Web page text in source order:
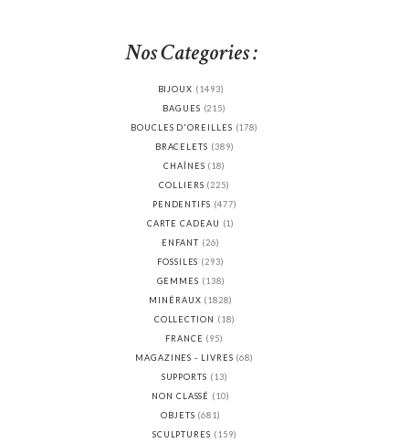
Nos Categories :
BIJOUX (1493)
BAGUES (215)
BOUCLES D'OREILLES (178)
BRACELETS (389)
CHAÎNES (18)
COLLIERS (225)
PENDENTIFS (477)
CARTE CADEAU (1)
ENFANT (26)
FOSSILES (293)
GEMMES (138)
MINÉRAUX (1828)
COLLECTION (18)
FRANCE (95)
MAGAZINES - LIVRES (68)
SUPPORTS (13)
NON CLASSÉ (10)
OBJETS (681)
SCULPTURES (159)